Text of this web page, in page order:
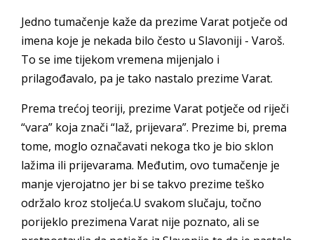
Jedno tumačenje kaže da prezime Varat potječe od
imena koje je nekada bilo često u Slavoniji - Varoš.
To se ime tijekom vremena mijenjalo i
prilagođavalo, pa je tako nastalo prezime Varat.
Prema trećoj teoriji, prezime Varat potječe od riječi
“vara” koja znači “laž, prijevara”. Prezime bi, prema
tome, moglo označavati nekoga tko je bio sklon
lažima ili prijevarama. Međutim, ovo tumačenje je
manje vjerojatno jer bi se takvo prezime teško
održalo kroz stoljeća.U svakom slučaju, točno
porijeklo prezimena Varat nije poznato, ali se